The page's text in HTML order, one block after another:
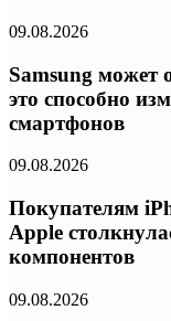
09.08.2026
Samsung может
это способно
смартфонов
09.08.2026
Покупателям
Apple
компонентов
09.08.2026